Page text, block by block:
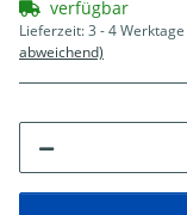
verfügbar
Lieferzeit:3 - 4 Werktage
abweichend)